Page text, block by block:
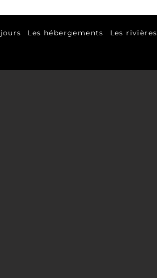
Les hébergements Les rivières